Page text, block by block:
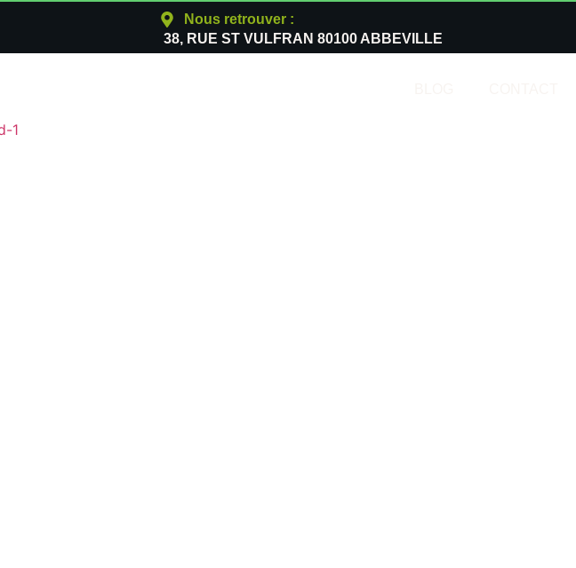
Nous retrouver :
38, RUE ST VULFRAN 80100 ABBEVILLE